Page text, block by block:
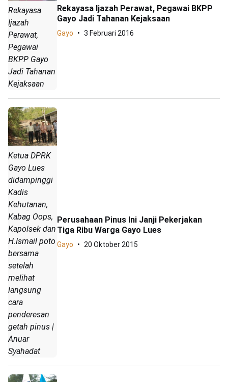
Rekayasa
Ijazah
Perawat,
Pegawai
BKPP Gayo
Jadi Tahanan
Kejaksaan
Rekayasa Ijazah Perawat, Pegawai BKPP
Gayo Jadi Tahanan Kejaksaan
Gayo 3 Februari 2016
Ketua DPRK
Gayo Lues
didampinggi
Kadis
Kehutanan,
Kabag Oops,
Kapolsek dan
H.Ismail poto
bersama
setelah
melihat
langsung
cara
penderesan
getah pinus |
Anuar
Syahadat
Perusahaan Pinus Ini Janji Pekerjakan
Tiga Ribu Warga Gayo Lues
Gayo 20 Oktober 2015